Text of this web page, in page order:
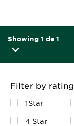
Showing 1 de 1
Filter by rating
1Star
4 Star